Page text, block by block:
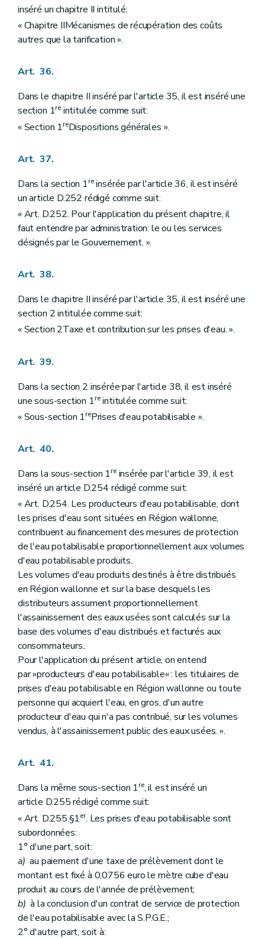
inséré un chapitre II intitulé:
« Chapitre IIMécanismes de récupération des coûts
autres que la tarification ».
Art. 36.
Dans le chapitre II inséré par l'article 35, il est inséré une
section 1re intitulée comme suit:
« Section 1reDispositions générales ».
Art. 37.
Dans la section 1reinsérée par l'article 36, il est inséré
un article D.252 rédigé comme suit:
« Art. D.252. Pour l'application du présent chapitre, il
faut entendre par administration: le ou les services
désignés par le Gouvernement. ».
Art. 38.
Dans le chapitre II inséré par l'article 35, il est inséré une
section 2 intitulée comme suit:
« Section 2Taxe et contribution sur les prises d'eau. ».
Art. 39.
Dans la section 2 insérée par l'article 38, il est inséré
une sous-section 1reintitulée comme suit:
« Sous-section 1rePrises d'eau potabilisable ».
Art. 40.
Dans la sous-section 1reinsérée par l'article 39, il est
inséré un article D.254 rédigé comme suit:
« Art. D.254. Les producteurs d'eau potabilisable, dont
les prises d'eau sont situées en Région wallonne,
contribuent au financement des mesures de protection
de l'eau potabilisable proportionnellement aux volumes
d'eau potabilisable produits.
Les volumes d'eau produits destinés à être distribués
en Région wallonne et sur la base desquels les
distributeurs assument proportionnellement
l'assainissement des eaux usées sont calculés sur la
base des volumes d'eau distribués et facturés aux
consommateurs..
Pour l'application du présent article, on entend
par »producteurs d'eau potabilisable« : les titulaires de
prises d'eau potabilisable en Région wallonne ou toute
personne qui acquiert l'eau, en gros, d'un autre
producteur d'eau qui n'a pas contribué, sur les volumes
vendus, à l'assainissement public des eaux usées. ».
Art. 41.
Dans la même sous-section 1re, il est inséré un
article D.255 rédigé comme suit:
« Art. D.255.§1er. Les prises d'eau potabilisable sont
subordonnées:
1° d'une part, soit:
a) au paiement d'une taxe de prélèvement dont le
montant est fixé à 0,0756 euro le mètre cube d'eau
produit au cours de l'année de prélèvement;
b) à la conclusion d'un contrat de service de protection
de l'eau potabilisable avec la S.P.G.E.;
2° d'autre part, soit à: